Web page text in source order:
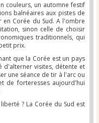
couleurs, un automne festif
balnéaires aux pistes de
en Corée du Sud. A l'ombre
sinon celle de choisir
traditionnels, qui
prix.
que la Corée est un pays
d'alterner visites, détente et
une séance de tir à l'arc ou
de forteresses aujourd'hui
? La Corée du Sud est